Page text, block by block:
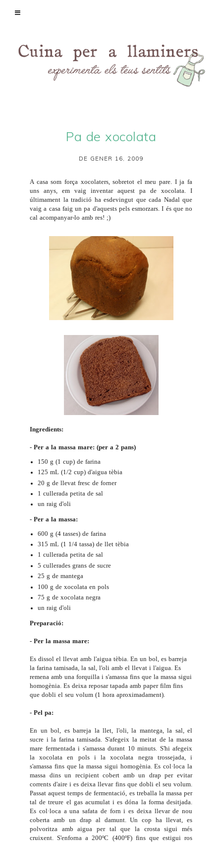
Pa de xocolata
DE GENER 16, 2009
A casa som força xocolaters, sobretot el meu pare. I ja fa
uns anys, em vaig inventar aquest pa de xocolata. I
últimament la tradició ha esdevingut que cada Nadal que
vaig a casa faig un pa d'aquests pels esmorzars. I és que no
cal acompanyar-lo amb res! ;)
Ingredients:
- Per a la massa mare: (per a 2 pans)
150 g (1 cup) de farina
125 mL (1/2 cup) d'aigua tèbia
20 g de llevat fresc de forner
1 cullerada petita de sal
un raig d'oli
- Per a la massa:
600 g (4 tasses) de farina
315 mL (1 1/4 tassa) de llet tèbia
1 cullerada petita de sal
5 cullerades grans de sucre
25 g de mantega
100 g de xocolata en pols
75 g de xocolata negra
un raig d'oli
Preparació:
- Per la massa mare:
Es dissol el llevat amb l'aigua tèbia. En un bol, es barreja
la farina tamisada, la sal, l'oli amb el llevat i l'aigua. Es
remena amb una forquilla i s'amassa fins que la massa sigui
homogènia. Es deixa reposar tapada amb paper film fins
que dobli el seu volum (1 hora aproximadament).
- Pel pa:
En un bol, es barreja la llet, l'oli, la mantega, la sal, el
sucre i la farina tamisada. S'afegeix la meitat de la massa
mare fermentada i s'amassa durant 10 minuts. S'hi afegeix
la xocolata en pols i la xocolata negra trossejada, i
s'amassa fins que la massa sigui homogènia. Es col·loca la
massa dins un recipient cobert amb un drap per evitar
corrents d'aire i es deixa llevar fins que dobli el seu volum.
Passat aquest temps de fermentació, es treballa la massa per
tal de treure el gas acumulat i es dóna la forma desitjada.
Es col·loca a una safata de forn i es deixa llevar de nou
coberta amb un drap al damunt. Un cop ha llevat, es
polvoritza amb aigua per tal que la crosta sigui més
cruixent. S'enforna a 200ºC (400ºF) fins que estigui ros